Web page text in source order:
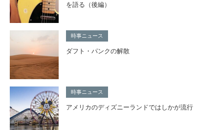
を語る（後編）
時事ニュース
ダフト・パンクの解散
時事ニュース
アメリカのディズニーランドではしかが流行